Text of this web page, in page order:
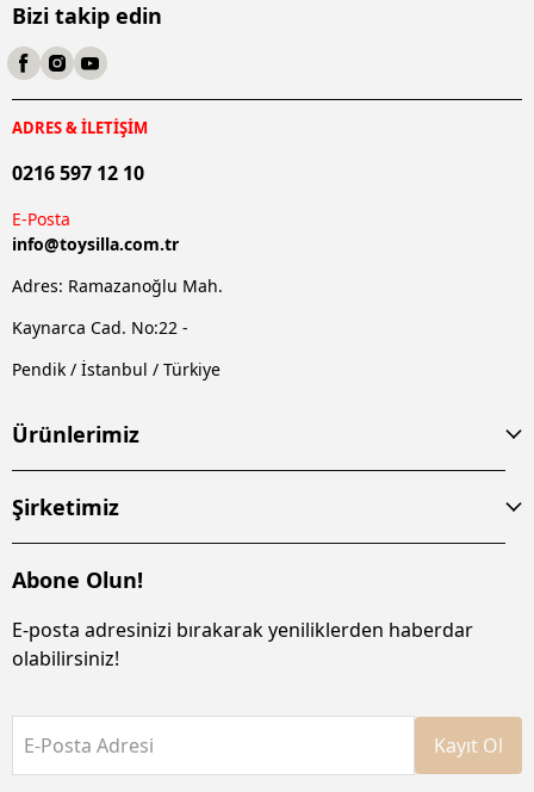
Bizi takip edin
ADRES & İLETİŞİM
0216 597 12 10
E-Posta
info@toysilla.com.tr
Adres: Ramazanoğlu Mah.
Kaynarca Cad. No:22 -
Pendik / İstanbul / Türkiye
Ürünlerimiz
Şirketimiz
Abone Olun!
E-posta adresinizi bırakarak yeniliklerden haberdar
olabilirsiniz!
E-Posta Adresi Kayıt Ol